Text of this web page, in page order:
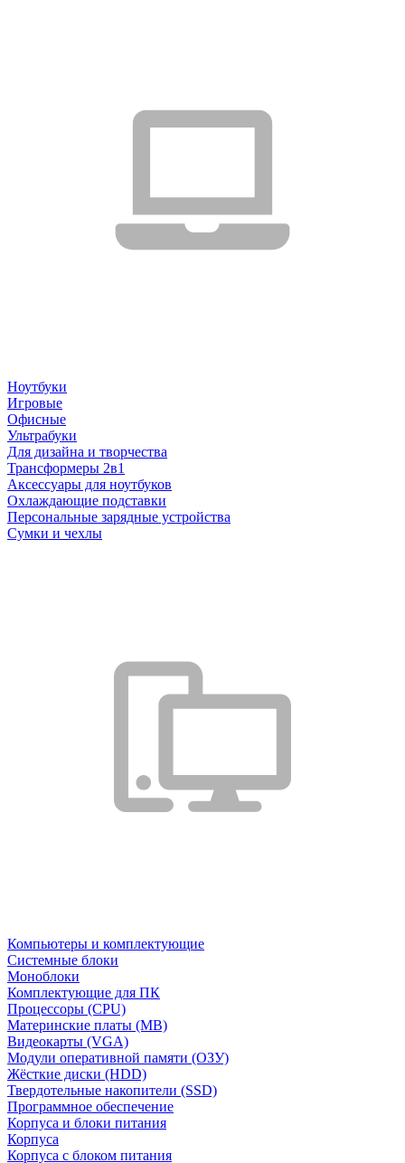
Ноутбуки
Игровые
Офисные
Ультрабуки
Для дизайна и творчества
Трансформеры 2в1
Аксессуары для ноутбуков
Охлаждающие подставки
Персональные зарядные устройства
Сумки и чехлы
Компьютеры и комплектующие
Системные блоки
Моноблоки
Комплектующие для ПК
Процессоры (CPU)
Материнские платы (MB)
Видеокарты (VGA)
Модули оперативной памяти (ОЗУ)
Жёсткие диски (HDD)
Твердотельные накопители (SSD)
Программное обеспечение
Корпуса и блоки питания
Корпуса
Корпуса с блоком питания